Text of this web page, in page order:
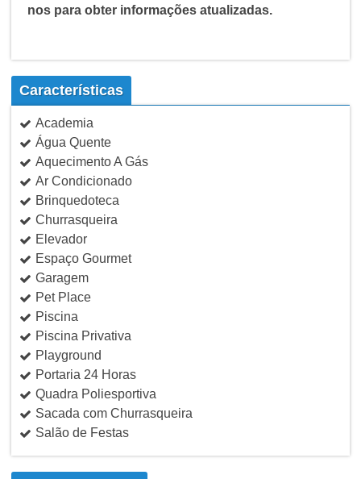
nos para obter informações atualizadas.
Características
Academia
Água Quente
Aquecimento A Gás
Ar Condicionado
Brinquedoteca
Churrasqueira
Elevador
Espaço Gourmet
Garagem
Pet Place
Piscina
Piscina Privativa
Playground
Portaria 24 Horas
Quadra Poliesportiva
Sacada com Churrasqueira
Salão de Festas